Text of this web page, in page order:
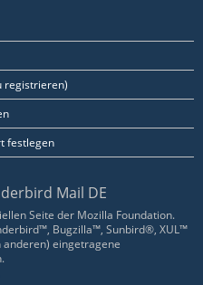
registrieren)
festlegen
Mail DE
Seite der Mozilla Foundation.
Bugzilla™, Sunbird®, XUL™
anderen) eingetragene